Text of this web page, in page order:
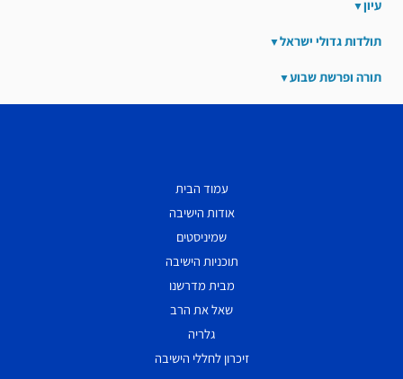
עיון
תולדות גדולי ישראל
תורה ופרשת שבוע
עמוד הבית
אודות הישיבה
שמיניסטים
תוכניות הישיבה
מבית מדרשנו
שאל את הרב
גלריה
זיכרון לחללי הישיבה